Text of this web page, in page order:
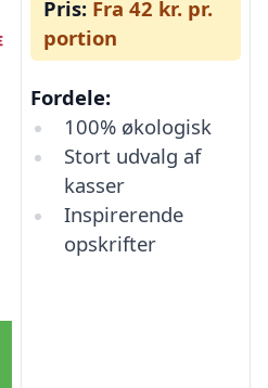
Pris: Fra 42 kr. pr.
portion
Fordele:
100% økologisk
Stort udvalg af
kasser
Inspirerende
opskrifter